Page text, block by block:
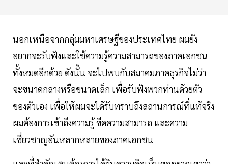
นอกเหนือจากกลุ่มมหาเศรษฐีของประเทศไทย ผมยัง
อยากจะรับฟังและใช้ความรู้ความสามารถของภาคเอกชน
ทั้งหมดอีกด้วย ดังนั้น จะไปพบกับสมาคมภาคธุรกิจไม่ว่า
จะขนาดกลางหรือขนาดเล็ก เพื่อรับฟังพวกท่านด้วยตัว
ของตัวเอง เพื่อให้ผมจะได้รับทราบถึงสถานการณ์ที่แท้จริง
ผมต้องการเข้าถึงความรู้ ขีดความสามารถ และความ
เชี่ยวชาญอันหลากหลายของภาคเอกชน